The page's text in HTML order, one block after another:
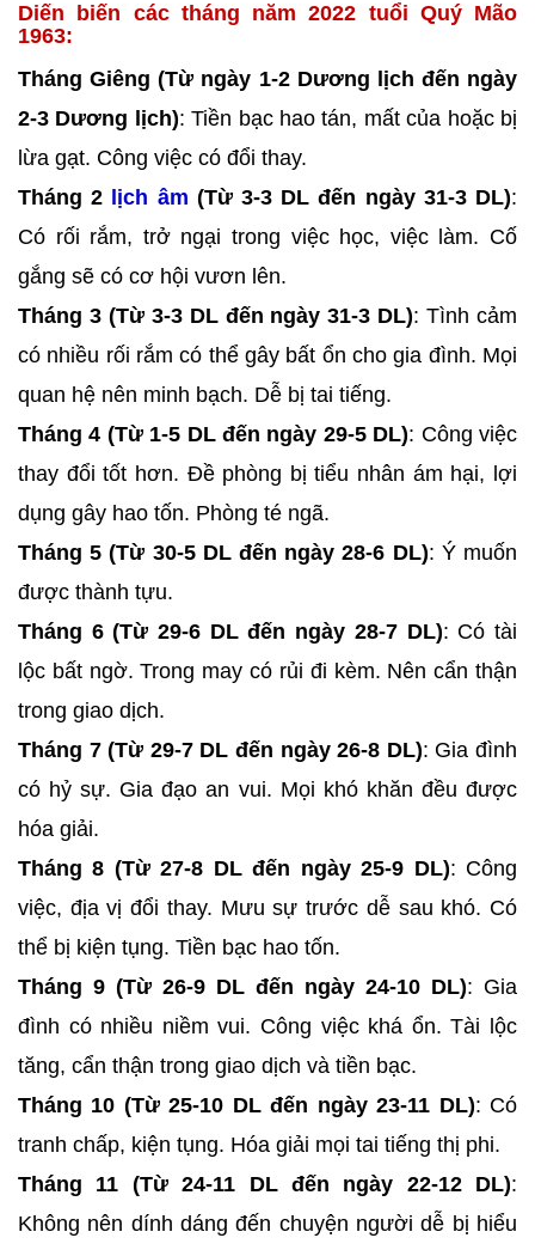
Diến biến các tháng năm 2022 tuổi Quý Mão
1963:
Tháng Giêng (Từ ngày 1-2 Dương lịch đến ngày
2-3 Dương lịch): Tiền bạc hao tán, mất của hoặc bị
lừa gạt. Công việc có đổi thay.
Tháng 2
lịch âm (Từ 3-3 DL đến ngày 31-3 DL):
Có rối rắm, trở ngại trong việc học, việc làm. Cố
gắng sẽ có cơ hội vươn lên.
Tháng 3 (Từ 3-3 DL đến ngày 31-3 DL): Tình cảm
có nhiều rối rắm có thể gây bất ổn cho gia đình. Mọi
quan hệ nên minh bạch. Dễ bị tai tiếng.
Tháng 4 (Từ 1-5 DL đến ngày 29-5 DL): Công việc
thay đổi tốt hơn. Đề phòng bị tiểu nhân ám hại, lợi
dụng gây hao tốn. Phòng té ngã.
Tháng 5 (Từ 30-5 DL đến ngày 28-6 DL): Ý muốn
được thành tựu.
Tháng 6 (Từ 29-6 DL đến ngày 28-7 DL): Có tài
lộc bất ngờ. Trong may có rủi đi kèm. Nên cẩn thận
trong giao dịch.
Tháng 7 (Từ 29-7 DL đến ngày 26-8 DL): Gia đình
có hỷ sự. Gia đạo an vui. Mọi khó khăn đều được
hóa giải.
Tháng 8 (Từ 27-8 DL đến ngày 25-9 DL): Công
việc, địa vị đổi thay. Mưu sự trước dễ sau khó. Có
thể bị kiện tụng. Tiền bạc hao tốn.
Tháng 9 (Từ 26-9 DL đến ngày 24-10 DL): Gia
đình có nhiều niềm vui. Công việc khá ổn. Tài lộc
tăng, cẩn thận trong giao dịch và tiền bạc.
Tháng 10 (Từ 25-10 DL đến ngày 23-11 DL): Có
tranh chấp, kiện tụng. Hóa giải mọi tai tiếng thị phi.
Tháng 11 (Từ 24-11 DL đến ngày 22-12 DL):
Không nên dính dáng đến chuyện người dễ bị hiểu